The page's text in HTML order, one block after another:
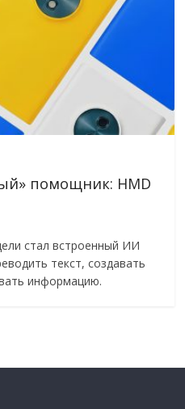
помощник: HMD
стал встроенный ИИ
текст, создавать
информацию.